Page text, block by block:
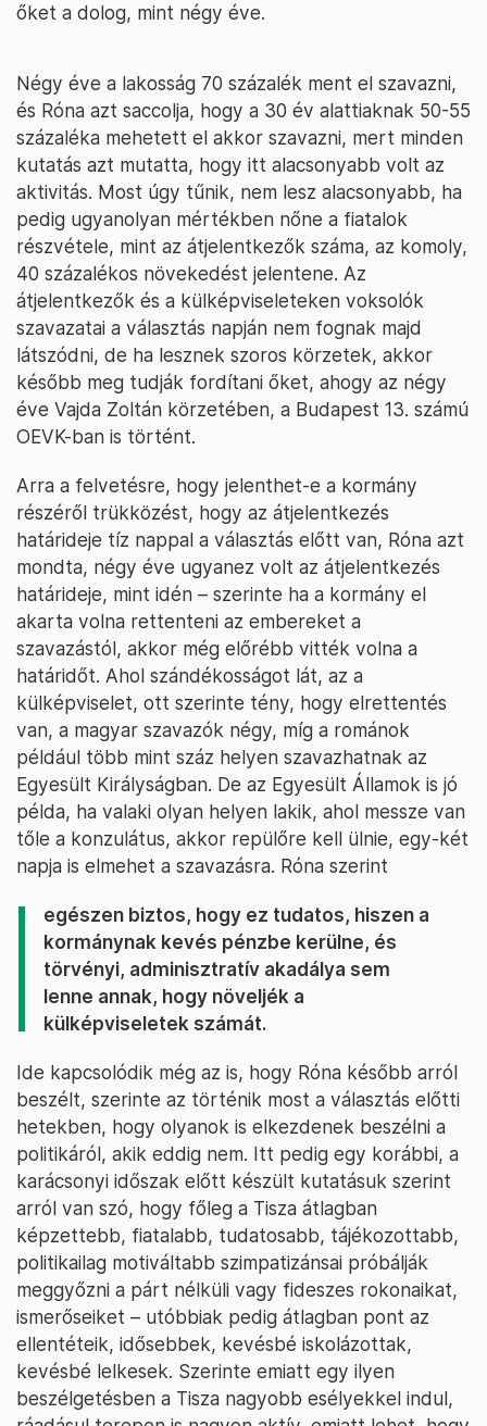
őket a dolog, mint négy éve.
Négy éve a lakosság 70 százalék ment el szavazni,
és Róna azt saccolja, hogy a 30 év alattiaknak 50-55
százaléka mehetett el akkor szavazni, mert minden
kutatás azt mutatta, hogy itt alacsonyabb volt az
aktivitás. Most úgy tűnik, nem lesz alacsonyabb, ha
pedig ugyanolyan mértékben nőne a fiatalok
részvétele, mint az átjelentkezők száma, az komoly,
40 százalékos növekedést jelentene. Az
átjelentkezők és a külképviseleteken voksolók
szavazatai a választás napján nem fognak majd
látszódni, de ha lesznek szoros körzetek, akkor
később meg tudják fordítani őket, ahogy az négy
éve Vajda Zoltán körzetében, a Budapest 13. számú
OEVK-ban is történt.
Arra a felvetésre, hogy jelenthet-e a kormány
részéről trükközést, hogy az átjelentkezés
határideje tíz nappal a választás előtt van, Róna azt
mondta, négy éve ugyanez volt az átjelentkezés
határideje, mint idén – szerinte ha a kormány el
akarta volna rettenteni az embereket a
szavazástól, akkor még előrébb vitték volna a
határidőt. Ahol szándékosságot lát, az a
külképviselet, ott szerinte tény, hogy elrettentés
van, a magyar szavazók négy, míg a románok
például több mint száz helyen szavazhatnak az
Egyesült Királyságban. De az Egyesült Államok is jó
példa, ha valaki olyan helyen lakik, ahol messze van
tőle a konzulátus, akkor repülőre kell ülnie, egy-két
napja is elmehet a szavazásra. Róna szerint
egészen biztos, hogy ez tudatos, hiszen a
kormánynak kevés pénzbe kerülne, és
törvényi, adminisztratív akadálya sem
lenne annak, hogy növeljék a
külképviseletek számát.
Ide kapcsolódik még az is, hogy Róna később arról
beszélt, szerinte az történik most a választás előtti
hetekben, hogy olyanok is elkezdenek beszélni a
politikáról, akik eddig nem. Itt pedig egy korábbi, a
karácsonyi időszak előtt készült kutatásuk szerint
arról van szó, hogy főleg a Tisza átlagban
képzettebb, fiatalabb, tudatosabb, tájékozottabb,
politikailag motiváltabb szimpatizánsai próbálják
meggyőzni a párt nélküli vagy fideszes rokonaikat,
ismerőseiket – utóbbiak pedig átlagban pont az
ellentéteik, idősebbek, kevésbé iskolázottak,
kevésbé lelkesek. Szerinte emiatt egy ilyen
beszélgetésben a Tisza nagyobb esélyekkel indul,